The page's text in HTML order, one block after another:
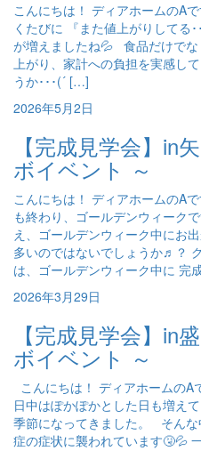
こんにちは！ ディアホームのA
くたびに 『また値上がりしてる
が増えましたね💦 食品だけでな
上がり、家計への負担を実感し
うか･･･(´ […]
2026年5月2日
【完成見学会】in
ボイベント ～
こんにちは！ ディアホームのA
も終わり、ゴールデンウィーク
え、ゴールデンウィーク中にお
多いのではないでしょうか♬？
は、ゴールデンウィーク中に 完
2026年3月29日
【完成見学会】in
ボイベント ～
こんにちは！ ディアホームの
日中はぽかぽかとした日も増え
季節になってきました。 そんな
症の症状に襲われています🤧💦